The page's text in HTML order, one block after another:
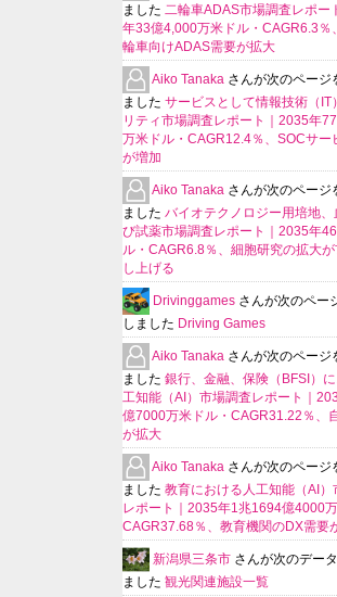
ました 二輪車ADAS市場調査レポー
年33億4,000万米ドル・CAGR6.3％
輪車向けADAS需要が拡大
Aiko Tanaka さんが次のページ
ました サービスとして情報技術（IT
リティ市場調査レポート｜2035年
万米ドル・CAGR12.4％、SOCサー
が増加
Aiko Tanaka さんが次のページ
ました バイオテクノロジー用培地、
び試薬市場調査レポート｜2035年
ル・CAGR6.8％、細胞研究の拡大
し上げる
Drivinggames さんが次のペー
しました Driving Games
Aiko Tanaka さんが次のページ
ました 銀行、金融、保険（BFSI）
工知能（AI）市場調査レポート｜
億7000万米ドル・CAGR31.22％、
が拡大
Aiko Tanaka さんが次のページ
ました 教育における人工知能（AI）
レポート｜2035年1兆1694億4000
CAGR37.68％、教育機関のDX需要
新潟県三条市 さんが次のデー
ました 観光関連施設一覧